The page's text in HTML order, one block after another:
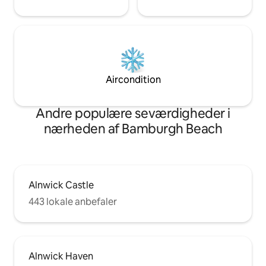
Aircondition
Andre populære seværdigheder i
nærheden af Bamburgh Beach
Alnwick Castle
443 lokale anbefaler
Alnwick Haven